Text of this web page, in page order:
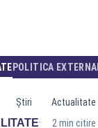
POLITICA EXTERNA
Știri Actualitate
· 2 min citire